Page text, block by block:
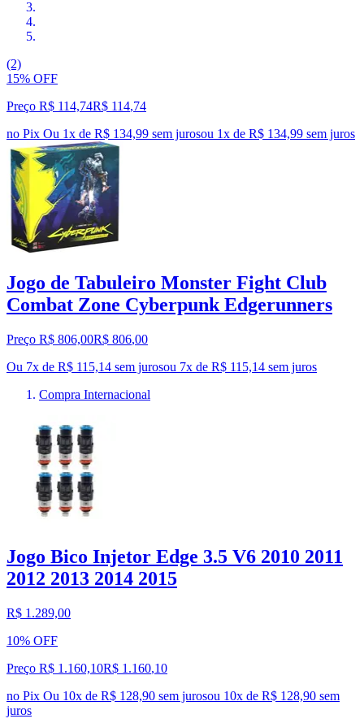
(2)
15% OFF
Preço R$ 114,74R$ 114,74
no Pix Ou 1x de R$ 134,99 sem jurosou 1x de R$ 134,99 sem juros
Jogo de Tabuleiro Monster Fight Club
Combat Zone Cyberpunk Edgerunners
Preço R$ 806,00R$ 806,00
Ou 7x de R$ 115,14 sem jurosou 7x de R$ 115,14 sem juros
Compra Internacional
Jogo Bico Injetor Edge 3.5 V6 2010 2011
2012 2013 2014 2015
R$ 1.289,00
10% OFF
Preço R$ 1.160,10R$ 1.160,10
no Pix Ou 10x de R$ 128,90 sem jurosou 10x de R$ 128,90 sem
juros